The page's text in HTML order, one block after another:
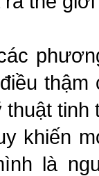
thuật
khiến
là